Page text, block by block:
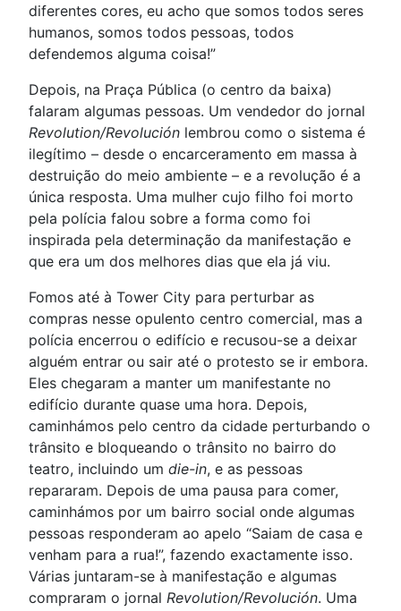
diferentes cores, eu acho que somos todos seres
humanos, somos todos pessoas, todos
defendemos alguma coisa!”
Depois, na Praça Pública (o centro da baixa)
falaram algumas pessoas. Um vendedor do jornal
Revolution/Revolución lembrou como o sistema é
ilegítimo – desde o encarceramento em massa à
destruição do meio ambiente – e a revolução é a
única resposta. Uma mulher cujo filho foi morto
pela polícia falou sobre a forma como foi
inspirada pela determinação da manifestação e
que era um dos melhores dias que ela já viu.
Fomos até à Tower City para perturbar as
compras nesse opulento centro comercial, mas a
polícia encerrou o edifício e recusou-se a deixar
alguém entrar ou sair até o protesto se ir embora.
Eles chegaram a manter um manifestante no
edifício durante quase uma hora. Depois,
caminhámos pelo centro da cidade perturbando o
trânsito e bloqueando o trânsito no bairro do
teatro, incluindo um die-in, e as pessoas
repararam. Depois de uma pausa para comer,
caminhámos por um bairro social onde algumas
pessoas responderam ao apelo “Saiam de casa e
venham para a rua!”, fazendo exactamente isso.
Várias juntaram-se à manifestação e algumas
compraram o jornal Revolution/Revolución. Uma